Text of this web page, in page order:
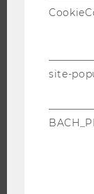
BACHELOR
EXECUTIVE
ANGEBOTE FÜR
site-